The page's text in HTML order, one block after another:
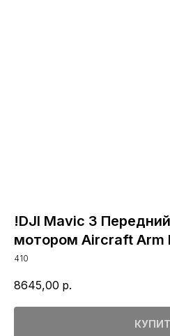
!DJI Mavic 3
мотором Aircraft Arm
410
8645,00 р.